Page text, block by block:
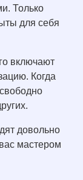
Только
для себя
включают
Когда
довольно
мастером